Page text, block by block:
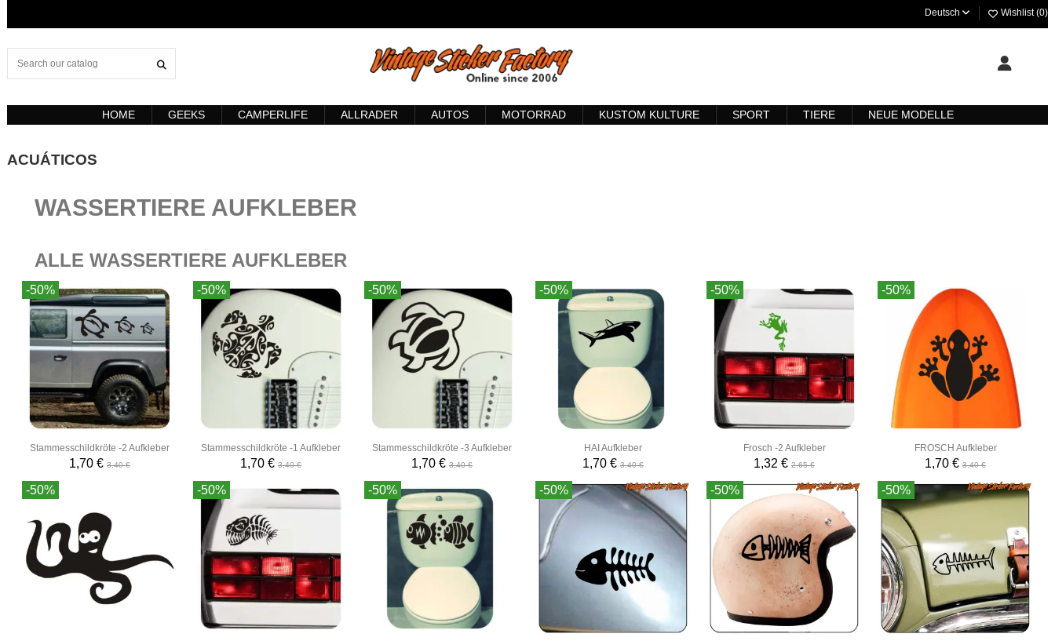
Deutsch Wishlist (0)
HOME GEEKS CAMPERLIFE ALLRADER AUTOS MOTORRAD KUSTOM KULTURE SPORT TIERE NEUE MODELLE
ACUÁTICOS
WASSERTIERE AUFKLEBER
ALLE WASSERTIERE AUFKLEBER
-50%
Stammesschildkröte -2 Aufkleber
1,70 € 3,40 €
-50%
Stammesschildkröte -1 Aufkleber
1,70 € 3,40 €
-50%
Stammesschildkröte -3 Aufkleber
1,70 € 3,40 €
-50%
HAI Aufkleber
1,70 € 3,40 €
-50%
Frosch -2 Aufkleber
1,32 € 2,65 €
-50%
FROSCH Aufkleber
1,70 € 3,40 €
-50% -50% -50% -50% -50% -50%